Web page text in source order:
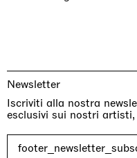
Newsletter
Iscriviti alla nostra
esclusivi sui nostri